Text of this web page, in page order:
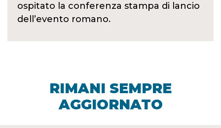
ospitato la conferenza stampa di lancio
dell’evento romano.
RIMANI SEMPRE
AGGIORNATO